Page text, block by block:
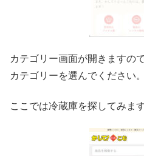
カテゴリー画面が開きますの
カテゴリーを選んでください。
ここでは冷蔵庫を探してみます